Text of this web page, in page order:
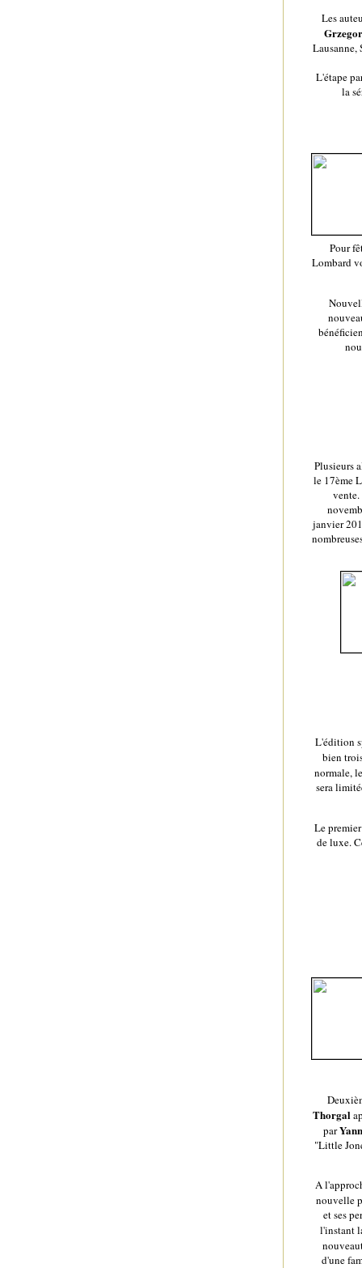
Les
Lausanne,
L'étape
la
Pour
Lombard
Plusieurs
le 17ème
janvier
L'édition
bien
normale,
sera
Le
de luxe.
Thorgal
parYann
"Little
A
nouvelle
et ses
l'instant
d'une